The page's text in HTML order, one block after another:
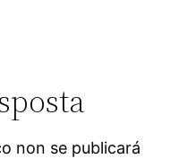
non se publicará